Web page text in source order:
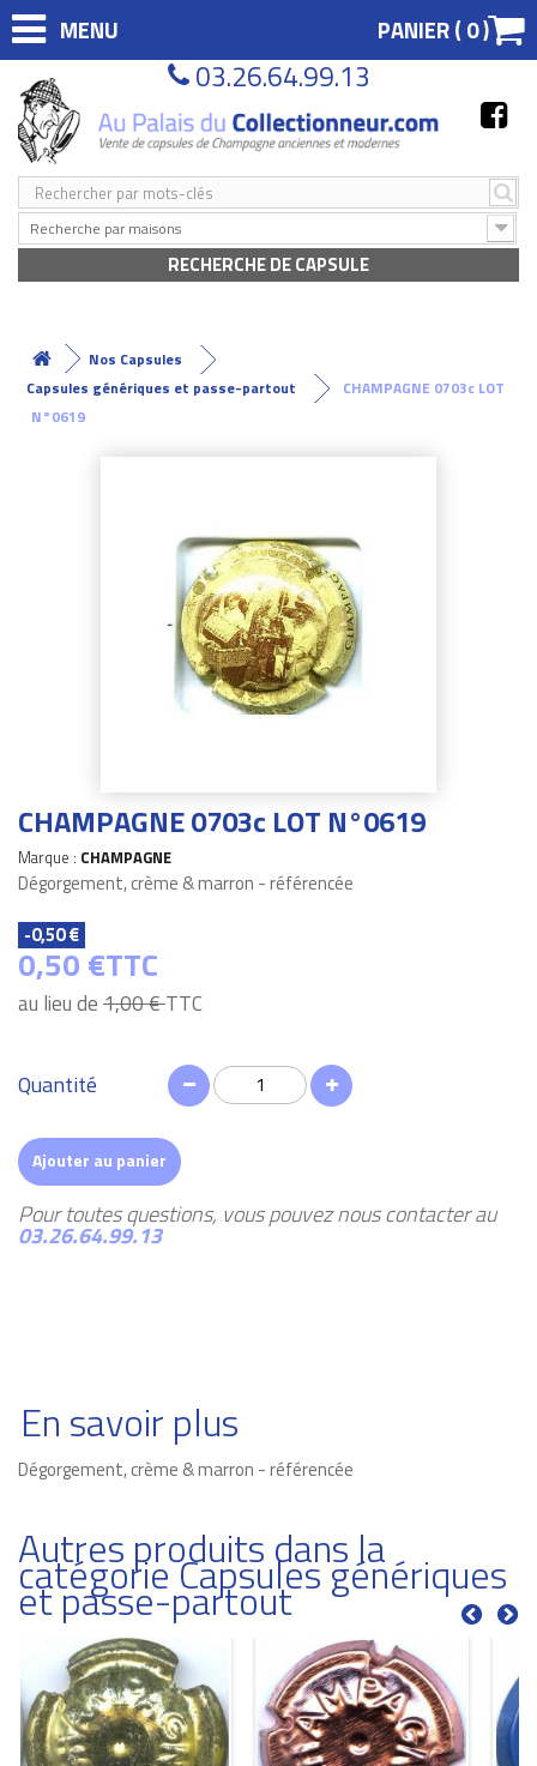
MENU PANIER (0)
03.26.64.99.13
Recherche par maisons
RECHERCHE DE CAPSULE
Nos Capsules
Capsules génériques et passe-partout
CHAMPAGNE 0703c LOT
N°0619
CHAMPAGNE 0703c LOT N°0619
Marque : CHAMPAGNE
Dégorgement, crème & marron - référencée
-0,50 €
0,50 €TTC
au lieu de1,00 €TTC
Quantité
Ajouter au panier
Pour toutes questions, vous pouvez nous contacter au
03.26.64.99.13
En savoir plus
Dégorgement, crème & marron - référencée
Autres produits dans la
catégorie Capsules génériques
et passe-partout